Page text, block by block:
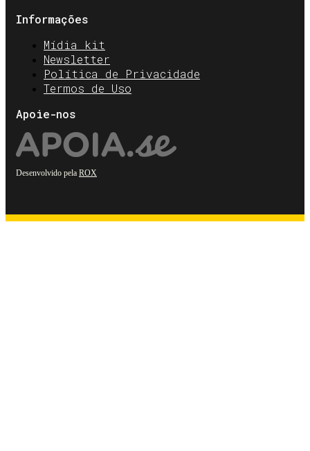
Informações
Mídia kit
Newsletter
Política de Privacidade
Termos de Uso
Apoie-nos
Desenvolvido pela ROX